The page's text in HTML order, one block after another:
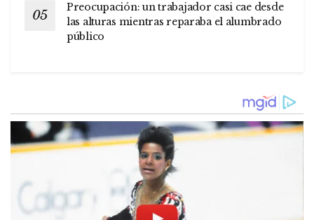
Preocupación: un trabajador casi cae desde
las alturas mientras reparaba el alumbrado
público